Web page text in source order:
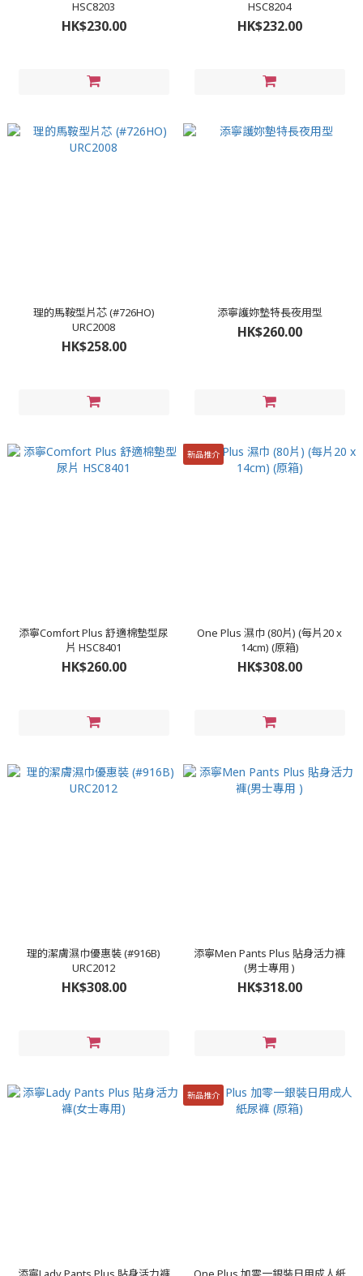
HSC8203
HK$230.00
HSC8204
HK$232.00
理的馬鞍型片芯 (#726HO)
URC2008
HK$258.00
添寧護妳墊特長夜用型
HK$260.00
添寧Comfort Plus 舒適棉墊型尿
片 HSC8401
HK$260.00
新品推介
One Plus 濕巾 (80片) (每片20 x
14cm) (原箱)
HK$308.00
理的潔膚濕巾優惠裝 (#916B)
URC2012
HK$308.00
添寧Men Pants Plus 貼身活力褲
(男士專用 )
HK$318.00
新品推介